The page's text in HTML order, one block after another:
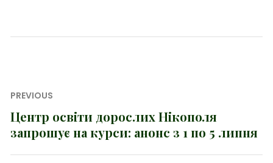
Навігація
записів
PREVIOUS
Previous
post:
Центр освіти дорослих Нікополя
запрошує на курси: анонс з 1 по 5 липня